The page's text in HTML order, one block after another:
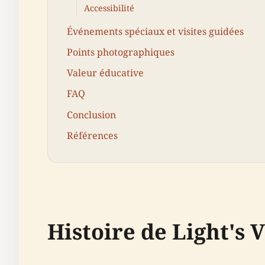
Accessibilité
Événements spéciaux et visites guidées
Points photographiques
Valeur éducative
FAQ
Conclusion
Références
Histoire de Light's